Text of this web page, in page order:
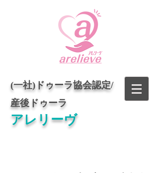
(一社)ドゥーラ協会認定/
産後ドゥーラ
アレリーヴ